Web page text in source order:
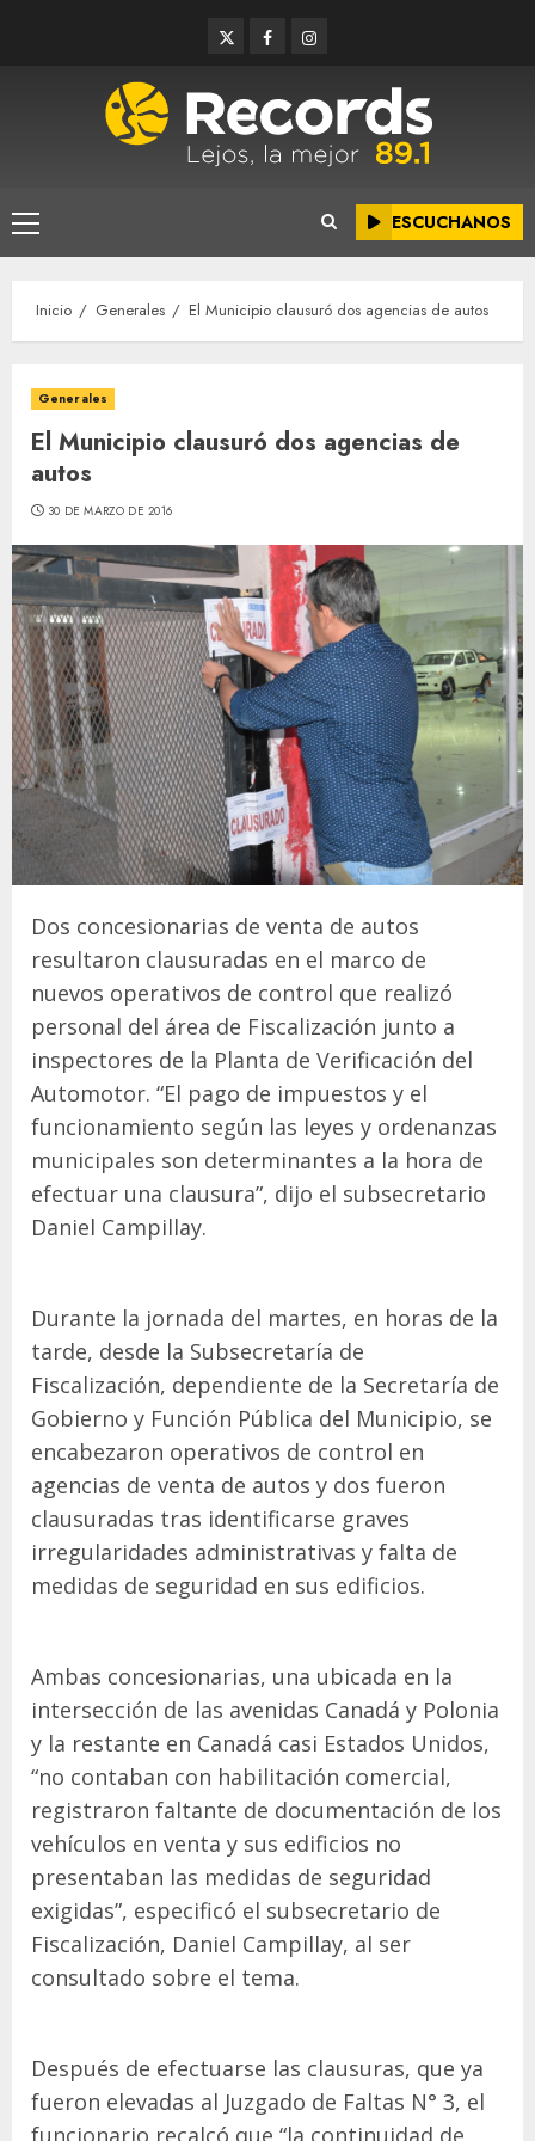
TwitterFacebookInstagram
Menú
principal
ESCUCHANOS
Inicio Generales El Municipio clausuró dos agencias de autos
Generales
El Municipio clausuró dos agencias de
autos
30 DE MARZO DE 2016
Dos concesionarias de venta de autos
resultaron clausuradas en el marco de
nuevos operativos de control que realizó
personal del área de Fiscalización junto a
inspectores de la Planta de Verificación del
Automotor. “El pago de impuestos y el
funcionamiento según las leyes y ordenanzas
municipales son determinantes a la hora de
efectuar una clausura”, dijo el subsecretario
Daniel Campillay.
Durante la jornada del martes, en horas de la
tarde, desde la Subsecretaría de
Fiscalización, dependiente de la Secretaría de
Gobierno y Función Pública del Municipio, se
encabezaron operativos de control en
agencias de venta de autos y dos fueron
clausuradas tras identificarse graves
irregularidades administrativas y falta de
medidas de seguridad en sus edificios.
Ambas concesionarias, una ubicada en la
intersección de las avenidas Canadá y Polonia
y la restante en Canadá casi Estados Unidos,
“no contaban con habilitación comercial,
registraron faltante de documentación de los
vehículos en venta y sus edificios no
presentaban las medidas de seguridad
exigidas”, especificó el subsecretario de
Fiscalización, Daniel Campillay, al ser
consultado sobre el tema.
Después de efectuarse las clausuras, que ya
fueron elevadas al Juzgado de Faltas N° 3, el